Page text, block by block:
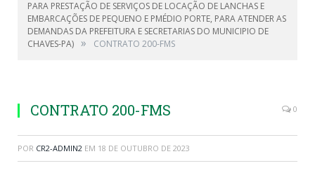
PARA PRESTAÇÃO DE SERVIÇOS DE LOCAÇÃO DE LANCHAS E
EMBARCAÇÕES DE PEQUENO E PMÉDIO PORTE, PARA ATENDER AS
DEMANDAS DA PREFEITURA E SECRETARIAS DO MUNICIPIO DE
CHAVES-PA) » CONTRATO 200-FMS
CONTRATO 200-FMS 0
POR CR2-ADMIN2 EM 18 DE OUTUBRO DE 2023